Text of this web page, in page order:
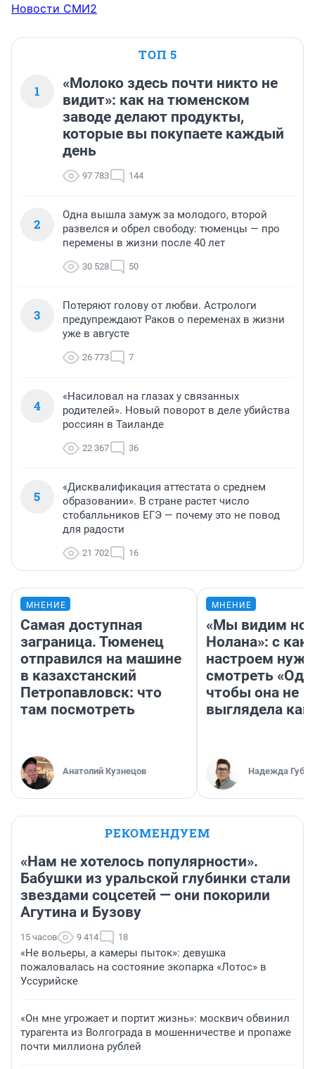
Новости СМИ2
ТОП 5
1
«Молоко здесь почти никто не
видит»: как на тюменском
заводе делают продукты,
которые вы покупаете каждый
день
97 783 144
2
Одна вышла замуж за молодого, второй
развелся и обрел свободу: тюменцы — про
перемены в жизни после 40 лет
30 528 50
3
Потеряют голову от любви. Астрологи
предупреждают Раков о переменах в жизни
уже в августе
26 773 7
4
«Насиловал на глазах у связанных
родителей». Новый поворот в деле убийства
россиян в Таиланде
22 367 36
5
«Дисквалификация аттестата о среднем
образовании». В стране растет число
стобалльников ЕГЭ — почему это не повод
для радости
21 702 16
МНЕНИЕ
Самая доступная
заграница. Тюменец
отправился на машине
в казахстанский
Петропавловск: что
там посмотреть
Анатолий Кузнецов
МНЕНИЕ
«Мы видим
Нолана»: с
настроем
смотреть
чтобы она не
выглядела как
Надежда
РЕКОМЕНДУЕМ
«Нам не хотелось популярности».
Бабушки из уральской глубинки стали
звездами соцсетей — они покорили
Агутина и Бузову
15 часов 9 414 18
«Не вольеры, а камеры пыток»: девушка
пожаловалась на состояние экопарка «Лотос» в
Уссурийске
«Он мне угрожает и портит жизнь»: москвич обвинил
турагента из Волгограда в мошенничестве и пропаже
почти миллиона рублей